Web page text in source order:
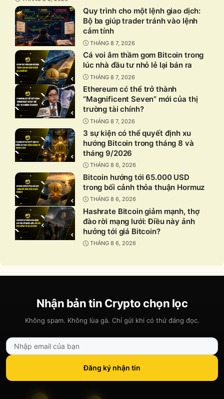
Quy trình cho một lệnh giao dịch:
Bộ ba giúp trader tránh vào lệnh
cảm tính
THÁNG 8 7, 2026
Cá voi âm thầm gom Bitcoin trong
lúc nhà đầu tư nhỏ lẻ lại bán ra
THÁNG 8 7, 2026
Ethereum có thể trở thành
“Magnificent Seven” mới của thị
trường tài chính?
THÁNG 8 7, 2026
3 sự kiện có thể quyết định xu
hướng Bitcoin trong tháng 8 và
tháng 9/2026
THÁNG 8 6, 2026
Bitcoin hướng tới 65.000 USD
trong bối cảnh thỏa thuận Hormuz
THÁNG 8 6, 2026
Hashrate Bitcoin giảm mạnh, thợ
đào rời mạng lưới: Điều này ảnh
hưởng tới giá Bitcoin?
THÁNG 8 6, 2026
Nhận bản tin Crypto chọn lọc
Không spam. Không lùa gà. Chỉ gửi khi có thứ đáng đọc.
Đăng ký nhận tin